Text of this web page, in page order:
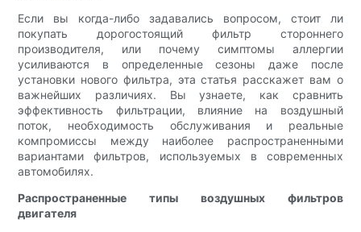
Если вы когда-либо задавались вопросом, стоит ли
покупать дорогостоящий фильтр стороннего
производителя, или почему симптомы аллергии
усиливаются в определенные сезоны даже после
установки нового фильтра, эта статья расскажет вам о
важнейших различиях. Вы узнаете, как сравнить
эффективность фильтрации, влияние на воздушный
поток, необходимость обслуживания и реальные
компромиссы между наиболее распространенными
вариантами фильтров, используемых в современных
автомобилях.
Распространенные типы воздушных фильтров
двигателя